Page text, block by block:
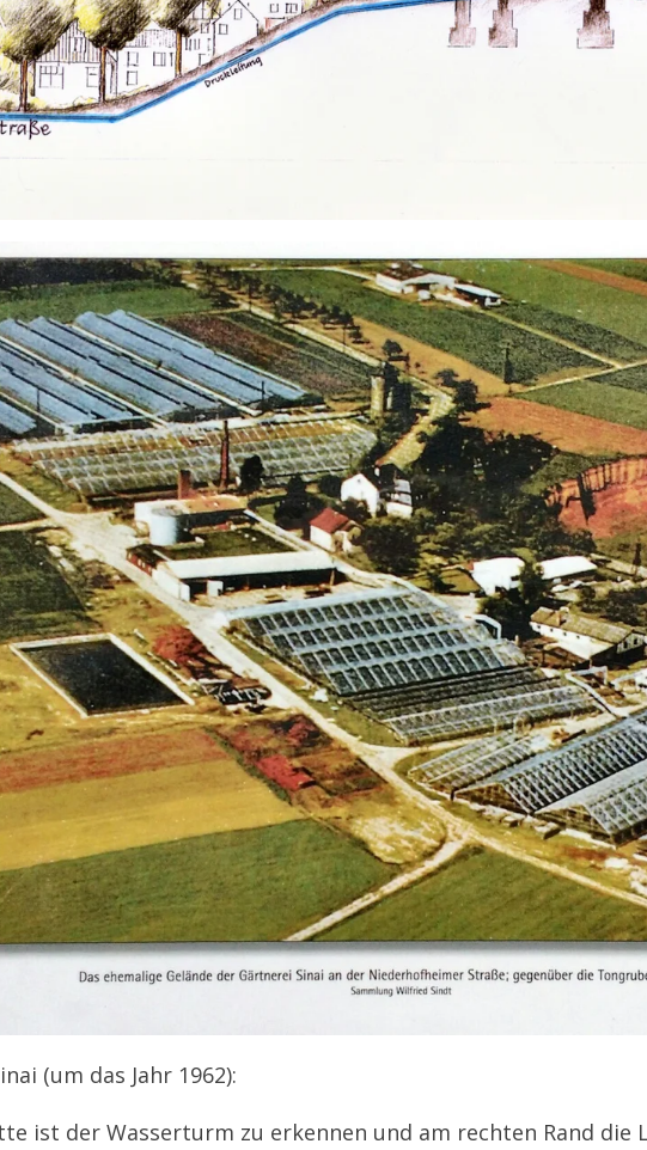
(um das Jahr 1962):
ist der Wasserturm zu erkennen und am rechten Rand die